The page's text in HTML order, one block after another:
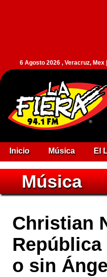
6 Agosto 2026 , Veracruz, Mex
Inicio Música El
Música
Christian
o sin